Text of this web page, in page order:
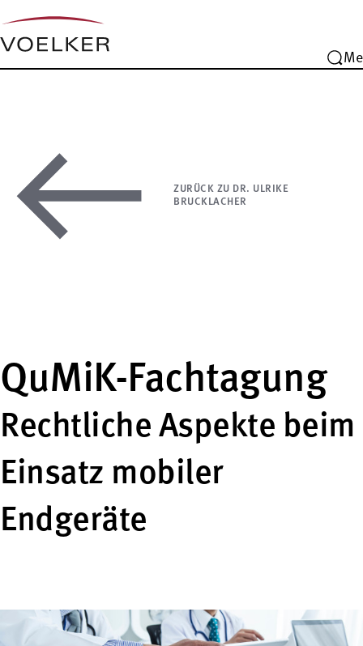
ZURÜCK ZU DR. ULRIKE
BRUCKLACHER
QuMiK-Fachtagung
Rechtliche Aspekte beim
Einsatz mobiler
Endgeräte